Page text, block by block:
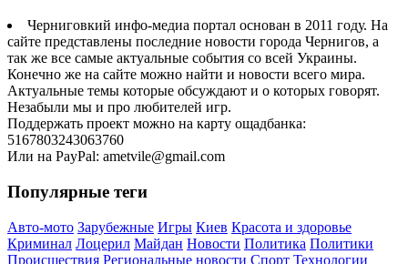
Черниговкий инфо-медиа портал основан в 2011 году. На
сайте представлены последние новости города Чернигов, а
так же все самые актуальные события со всей Украины.
Конечно же на сайте можно найти и новости всего мира.
Актуальные темы которые обсуждают и о которых говорят.
Незабыли мы и про любителей игр.
Поддержать проект можно на карту ощадбанка:
5167803243063760
Или на PayPal: ametvile@gmail.com
Популярные теги
Авто-мото Зарубежные Игры Киев Красота и здоровье
Криминал Лоцерил Майдан Новости Политика Политики
Происшествия Региональные новости Спорт Технологии